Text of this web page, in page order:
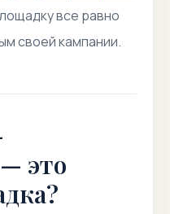
все равно
своей кампании.
это